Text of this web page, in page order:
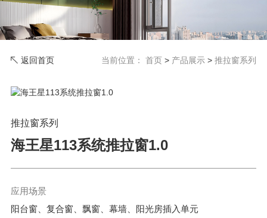
返回首页 当前位置：首页 > 产品展示 >推拉窗系列
推拉窗系列
海王星113系统推拉窗1.0
应用场景
阳台窗、复合窗、飘窗、幕墙、阳光房插入单元